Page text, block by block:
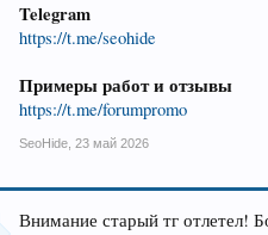
Telegram
https://t.me/seohide
Примеры работ и отзывы
https://t.me/forumpromo
SeoHide 23 май 2026
Внимание старый тг отлетел!